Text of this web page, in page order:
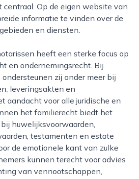
Op de eigen website van
informatie te vinden over de
en diensten.
en ondernemingsrecht. Bij
zij onder meer bij
leveringsakten en
aandacht voor alle juridische en
het familierecht biedt het
huwelijksvoorwaarden,
testamenten en estate
de emotionele kant van zulke
kunnen terecht voor advies
van vennootschappen,